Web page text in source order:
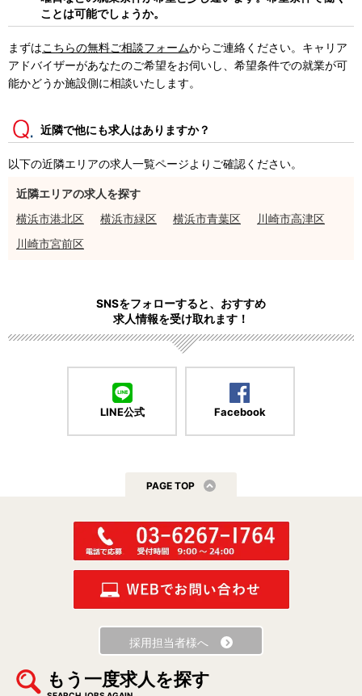
ことは可能でしょうか。
まずはこちらの無料ご相談フォームからご連絡ください。キャリア
アドバイザーがあなたのご希望をお伺いし、希望条件での就業が可
能かどうか施設側に相談いたします。
近隣で他にも求人はありますか？
以下の近隣エリアの求人一覧ページよりご確認ください。
近隣エリアの求人を探す
横浜市港北区
横浜市緑区 横浜市青葉区
川崎市高津区
川崎市宮前区
SNSをフォローすると、おすすめ
求人情報を受け取れます！
LINE公式 Facebook
PAGE TOP
採用担当者様へ
もう一度求人を探す